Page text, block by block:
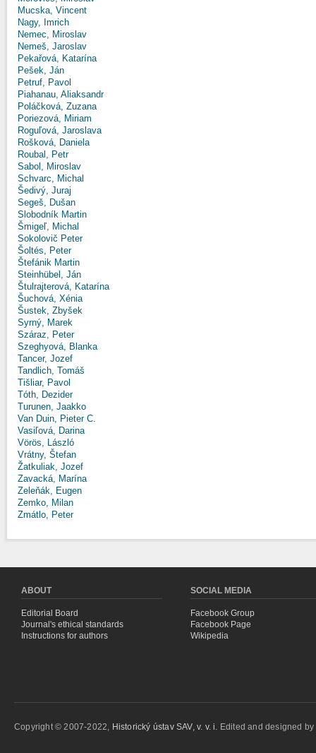
Mucska, Vincent
Nagy, Imrich
Nemec, Miroslav
Nemeš, Jaroslav
Pekařová, Katarína
Pešek, Ján
Petruf, Pavol
Piahanau, Aliaksandr
Poláčková, Zuzana
Poriezová, Miriam
Roguľová, Jaroslava
Rošková, Daniela
Roubal, Petr
Sabol, Miroslav
Schvarc, Michal
Šedivý, Juraj
Segeš, Dušan
Slobodník Martin
Šmigeľ, Michal
Sokolovič Peter
Šoltés, Peter
Štefánik Martin
Steinhübel, Ján
Štulrajterová, Katarína
Šuchová, Xénia
Šustek, Zbyšek
Syrný, Marek
Száraz, Peter
Szeghyová, Blanka
Tancer, Jozef
Tandlich, Tomáš
Tišliar, Pavol
Tóth, Dezider
Turunen, Jaakko
Van Duin, Pieter C.
Vasiľová, Darina
Vörös, László
Vrátny, Štefan
Žatkuliak, Jozef
Zavacká, Marína
Zeleňák, Eugen
Zemko, Milan
Zmátlo, Peter
ABOUT
Editorial Board
Journal's ethical standards
Instructions for authors
SOCIAL MEDIA
Facebook Group
Facebook Page
Wikipedia
Copyright © 2007-2022, Historický ústav SAV, v. v. i. Edited and designed by